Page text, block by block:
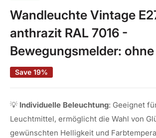
Wandleuchte Vintage
anthrazit RAL 7016 -
Bewegungsmelder: ohne
Save 19%
💡 Individuelle Beleuchtung: Geeignet
Leuchtmittel, ermöglicht die Wahl von
gewünschten Helligkeit und